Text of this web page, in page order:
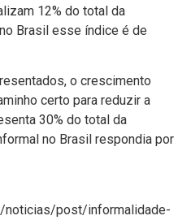
12% do total da
Brasil esse í­ndice é de
o crescimento
certo para reduzir a
30% do total da
no Brasil respondia por
noticias/post/informalidade-